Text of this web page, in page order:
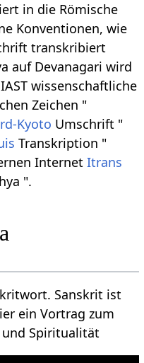
in die Römische
Konventionen, wie
transkribiert
auf Devanagari wird
IAST wissenschaftliche
Zeichen "
Kyoto Umschrift "
Transkription "
InternetItrans
".
Sanskrit ist
ein Vortrag zum
und Spiritualität